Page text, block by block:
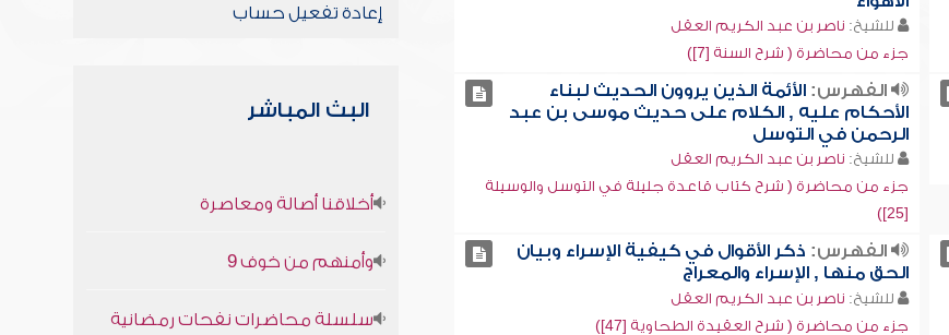
للشيخ: ناصر بن عبد الكريم العقل
جزء من محاضرة ( شرح السنة [7])
الفهرس: الأئمة الذين يروون الحديث لبناء
الأحكام عليه , الكلام على حديث موسى بن عبد
الرحمن في التوسل
للشيخ: ناصر بن عبد الكريم العقل
جزء من محاضرة ( شرح كتاب قاعدة جليلة في التوسل والوسيلة
[25])
الفهرس: ذكر الأقوال في كيفية الإسراء وبيان
الحق منها , الإسراء والمعراج
للشيخ: ناصر بن عبد الكريم العقل
جزء من محاضرة ( شرح العقيدة الطحاوية [47])
إعادة تفعيل حساب
البث المباشر
أخلاقنا أصالة ومعاصرة
وأمنهم من خوف 9
سلسلة محاضرات نفحات رمضانية